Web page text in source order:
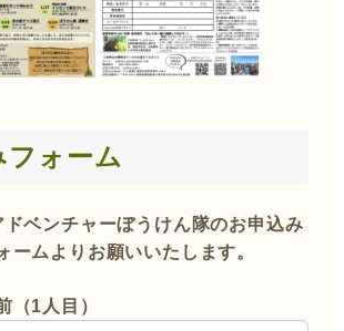
フォーム
ベンチャーぼうけん隊のお申込み
ームよりお願いいたします。
（1人目）